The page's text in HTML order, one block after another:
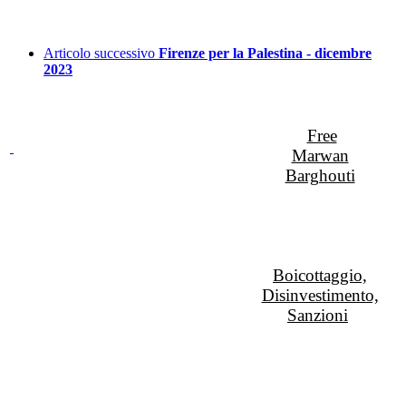
Articolo successivo Firenze per la Palestina - dicembre
2023
Free
Marwan
Barghouti
Boicottaggio,
Disinvestimento,
Sanzioni